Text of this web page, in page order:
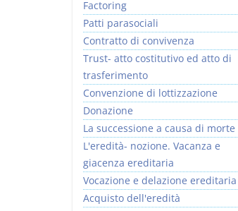
Factoring
Patti parasociali
Contratto di convivenza
Trust- atto costitutivo ed atto di
trasferimento
Convenzione di lottizzazione
Donazione
La successione a causa di morte
L'eredità- nozione. Vacanza e
giacenza ereditaria
Vocazione e delazione ereditaria
Acquisto dell'eredità